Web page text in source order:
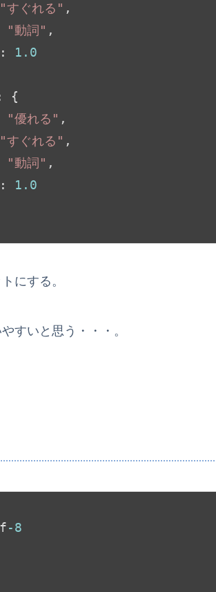
"すぐれる" ,
"動詞" ,
:
1.0
{
"優れる" ,
"すぐれる" ,
"動詞" ,
:
1.0
にする。
すいと思う・・・。
-8